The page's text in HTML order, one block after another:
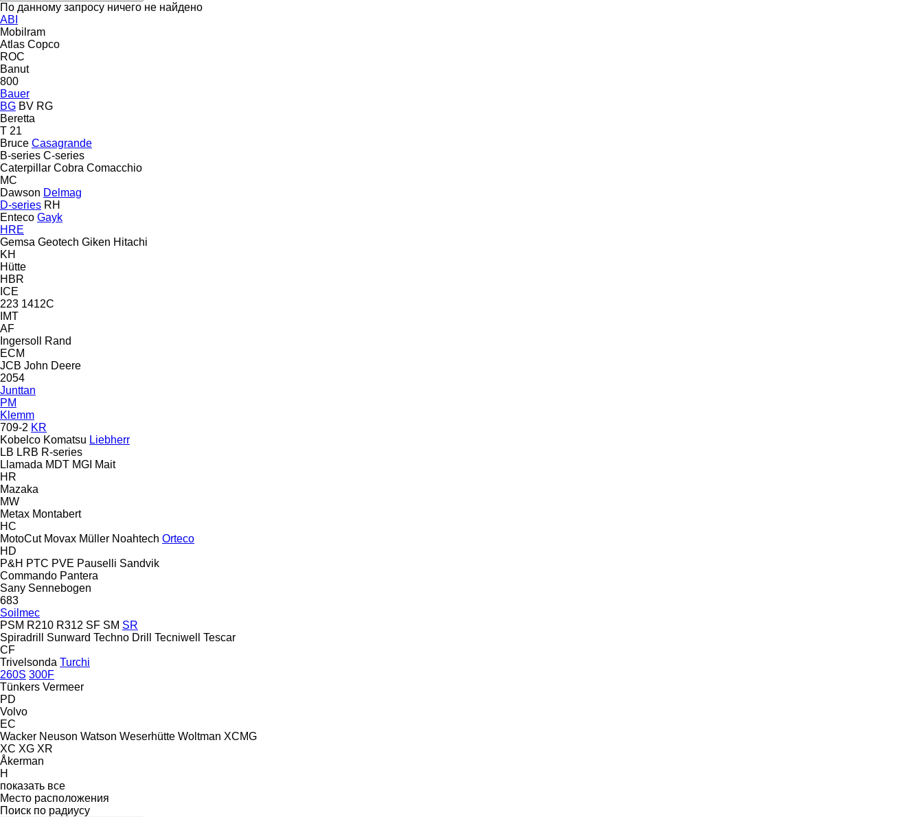
По данному запросу ничего не найдено
ABI
Mobilram
Atlas Copco
ROC
Banut
800
Bauer
BG BV RG
Beretta
T 21
Bruce Casagrande
B-series C-series
Caterpillar Cobra Comacchio
MC
Dawson Delmag
D-series RH
Enteco Gayk
HRE
Gemsa Geotech Giken Hitachi
KH
Hütte
HBR
ICE
223 1412C
IMT
AF
Ingersoll Rand
ECM
JCB John Deere
2054
Junttan
PM
Klemm
709-2 KR
Kobelco Komatsu Liebherr
LB LRB R-series
Llamada MDT MGI Mait
HR
Mazaka
MW
Metax Montabert
HC
MotoCut Movax Müller Noahtech Orteco
HD
P&H PTC PVE Pauselli Sandvik
Commando Pantera
Sany Sennebogen
683
Soilmec
PSM R210 R312 SF SM SR
Spiradrill
Sunward Techno Drill Tecniwell
Tescar
CF
Trivelsonda Turchi
260S 300F
Tünkers Vermeer
PD
Volvo
EC
Wacker Neuson Watson Weserhütte Woltman XCMG
XC XG XR
Åkerman
H
показать все
Место расположения
Поиск по радиусу